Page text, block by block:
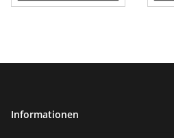
Informationen